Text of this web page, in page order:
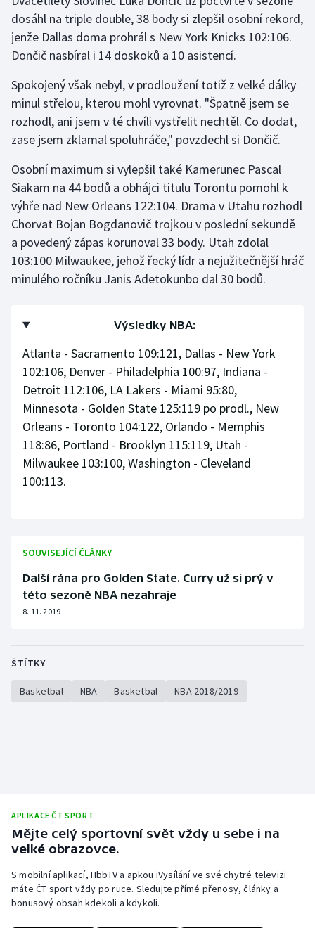
Short track
Sportovní střelba
Stolní tenis
Triatlon
Veslování
Volejbal
Ostatní
dosáhl na triple double, 38 body si zlepšil osobní rekord,
jenže Dallas doma prohrál s New York Knicks 102:106.
Dončič nasbíral i 14 doskoků a 10 asistencí.
Spokojený však nebyl, v prodloužení totiž z velké dálky
minul střelou, kterou mohl vyrovnat. "Špatně jsem se
rozhodl, ani jsem v té chvíli vystřelit nechtěl. Co dodat,
zase jsem zklamal spoluhráče," povzdechl si Dončič.
Osobní maximum si vylepšil také Kamerunec Pascal
Siakam na 44 bodů a obhájci titulu Torontu pomohl k
výhře nad New Orleans 122:104. Drama v Utahu rozhodl
Chorvat Bojan Bogdanovič trojkou v poslední sekundě
a povedený zápas korunoval 33 body. Utah zdolal
103:100 Milwaukee, jehož řecký lídr a nejužitečnější hráč
minulého ročníku Janis Adetokunbo dal 30 bodů.
Výsledky NBA:
Atlanta - Sacramento 109:121, Dallas - New York
102:106, Denver - Philadelphia 100:97, Indiana -
Detroit 112:106, LA Lakers - Miami 95:80,
Minnesota - Golden State 125:119 po prodl., New
Orleans - Toronto 104:122, Orlando - Memphis
118:86, Portland - Brooklyn 115:119, Utah -
Milwaukee 103:100, Washington - Cleveland
100:113.
SOUVISEJÍCÍ ČLÁNKY
Další rána pro Golden State. Curry už si prý v
této sezoně NBA nezahraje
8. 11. 2019
ŠTÍTKY
Basketbal NBA Basketbal NBA 2018/2019
APLIKACE ČT SPORT
Mějte celý sportovní svět vždy u sebe i na
velké obrazovce.
S mobilní aplikací, HbbTV a apkou iVysílání ve své chytré televizi
máte ČT sport vždy po ruce. Sledujte přímé přenosy, články a
bonusový obsah kdekoli a kdykoli.